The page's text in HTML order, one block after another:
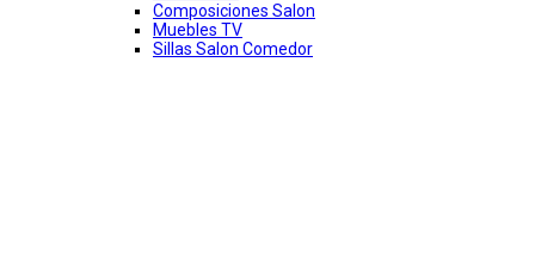
Composiciones Salon
Muebles TV
Sillas Salon Comedor